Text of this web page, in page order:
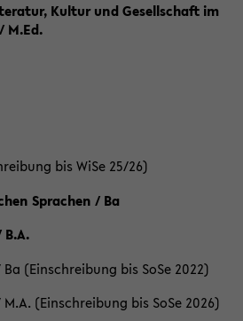
Kultur und Gesellschaft im
M.Ed.
bis WiSe 25/26)
Sprachen / Ba
(Einschreibung bis SoSe 2022)
(Einschreibung bis SoSe 2026)